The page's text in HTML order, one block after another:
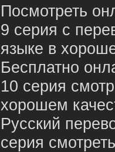
Посмотреть
9 серия с
языке в
Бесплатно
10 серия
хорошем
Русский
серия